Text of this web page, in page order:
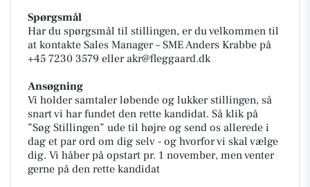
Spørgsmål
Har du spørgsmål til stillingen, er du velkommen til
at kontakte Sales Manager – SME Anders Krabbe på
+45 7230 3579 eller akr@fleggaard.dk
Ansøgning
Vi holder samtaler løbende og lukker stillingen, så
snart vi har fundet den rette kandidat. Så klik på
”Søg Stillingen” ude til højre og send os allerede i
dag et par ord om dig selv - og hvorfor vi skal vælge
dig. Vi håber på opstart pr. 1 november, men venter
gerne på den rette kandidat